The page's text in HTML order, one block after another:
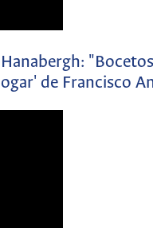
de Francisco